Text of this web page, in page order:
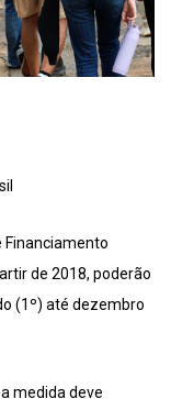
Financiamento
de 2018, poderão
(1º) até dezembro
medida deve